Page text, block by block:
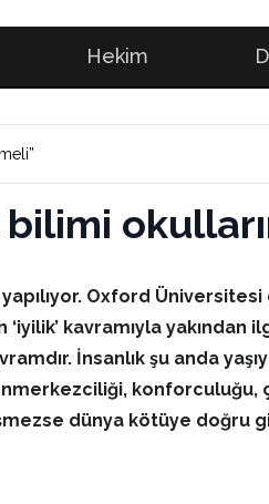
Hekim
Oxford
‘iyilik’ kavramıyla
İnsanlık şu anda
konforculuğu,
dünya kötüye doğru